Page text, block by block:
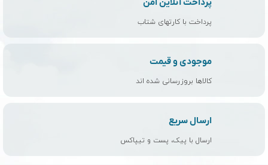
پرداخت آنلاین امن
پرداخت با کارتهای شتاب
موجودی و قیمت
کالاها بروزرسانی شده اند
ارسال سریع
ارسال با پیک، پست و تیپاکس